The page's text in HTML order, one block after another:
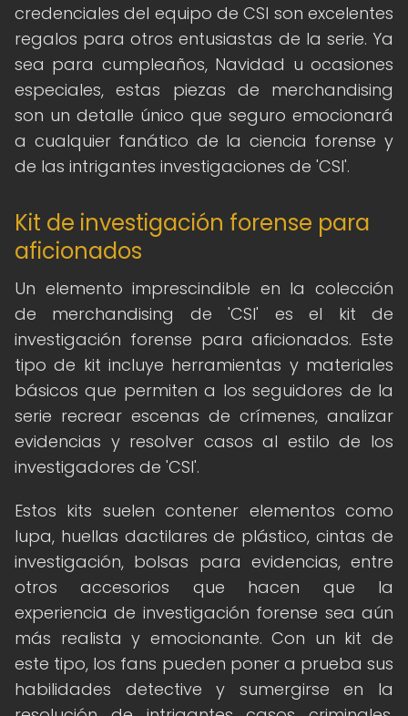
credenciales del equipo de CSI son excelentes
regalos para otros entusiastas de la serie. Ya
sea para cumpleaños, Navidad u ocasiones
especiales, estas piezas de merchandising
son un detalle único que seguro emocionará
a cualquier fanático de la ciencia forense y
de las intrigantes investigaciones de 'CSI'.
Kit de investigación forense para
aficionados
Un elemento imprescindible en la colección
de merchandising de 'CSI' es el kit de
investigación forense para aficionados. Este
tipo de kit incluye herramientas y materiales
básicos que permiten a los seguidores de la
serie recrear escenas de crímenes, analizar
evidencias y resolver casos al estilo de los
investigadores de 'CSI'.
Estos kits suelen contener elementos como
lupa, huellas dactilares de plástico, cintas de
investigación, bolsas para evidencias, entre
otros accesorios que hacen que la
experiencia de investigación forense sea aún
más realista y emocionante. Con un kit de
este tipo, los fans pueden poner a prueba sus
habilidades detective y sumergirse en la